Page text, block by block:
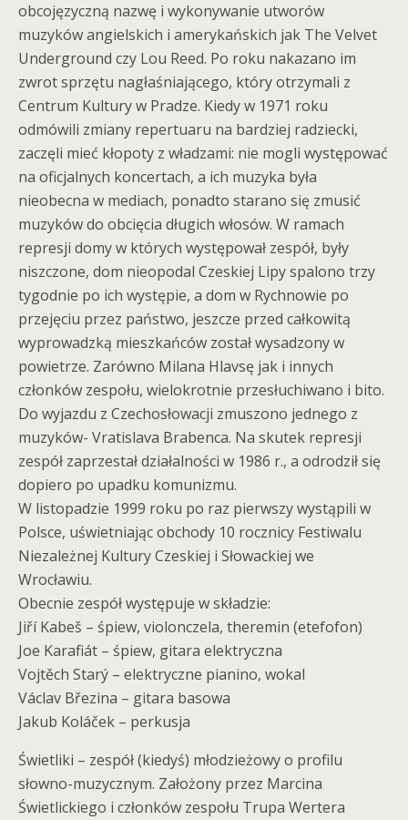
obcojęzyczną nazwę i wykonywanie utworów
muzyków angielskich i amerykańskich jak The Velvet
Underground czy Lou Reed. Po roku nakazano im
zwrot sprzętu nagłaśniającego, który otrzymali z
Centrum Kultury w Pradze. Kiedy w 1971 roku
odmówili zmiany repertuaru na bardziej radziecki,
zaczęli mieć kłopoty z władzami: nie mogli występować
na oficjalnych koncertach, a ich muzyka była
nieobecna w mediach, ponadto starano się zmusić
muzyków do obcięcia długich włosów. W ramach
represji domy w których występował zespół, były
niszczone, dom nieopodal Czeskiej Lipy spalono trzy
tygodnie po ich występie, a dom w Rychnowie po
przejęciu przez państwo, jeszcze przed całkowitą
wyprowadzką mieszkańców został wysadzony w
powietrze. Zarówno Milana Hlavsę jak i innych
członków zespołu, wielokrotnie przesłuchiwano i bito.
Do wyjazdu z Czechosłowacji zmuszono jednego z
muzyków- Vratislava Brabenca. Na skutek represji
zespół zaprzestał działalności w 1986 r., a odrodził się
dopiero po upadku komunizmu.
W listopadzie 1999 roku po raz pierwszy wystąpili w
Polsce, uświetniając obchody 10 rocznicy Festiwalu
Niezależnej Kultury Czeskiej i Słowackiej we
Wrocławiu.
Obecnie zespół występuje w składzie:
Jiří Kabeš – śpiew, violonczela, theremin (etefofon)
Joe Karafiát – śpiew, gitara elektryczna
Vojtěch Starý – elektryczne pianino, wokal
Václav Březina – gitara basowa
Jakub Koláček – perkusja
Świetliki – zespół (kiedyś) młodzieżowy o profilu
słowno-muzycznym. Założony przez Marcina
Świetlickiego i członków zespołu Trupa Wertera